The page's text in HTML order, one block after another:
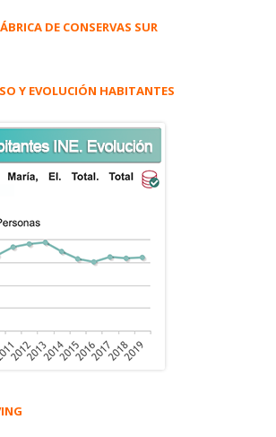
DE CONSERVAS SUR
Y EVOLUCIÓN HABITANTES